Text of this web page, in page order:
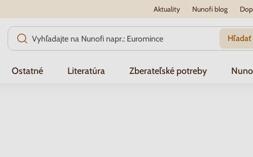
Aktuality Nunofi blog
Hľadať
Ostatné Literatúra Zberateľské potreby